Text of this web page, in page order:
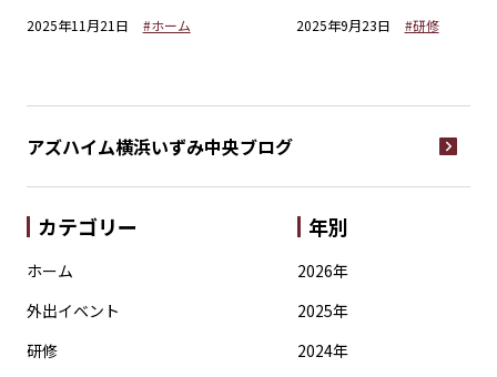
2025年11月21日 #ホーム 2025年9月23日 #研修
アズハイム横浜いずみ中央ブログ
カテゴリー
ホーム
外出イベント
研修
年別
2026年
2025年
2024年